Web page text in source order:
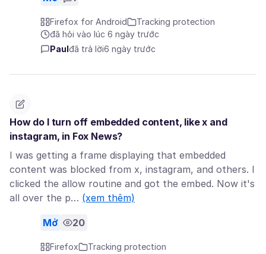
Firefox for Android
Tracking protection
đã hỏi vào lúc 6 ngày trước
Paul đã trả lời6 ngày trước
How do I turn off embedded content, like x and
instagram, in Fox News?
I was getting a frame displaying that embedded
content was blocked from x, instagram, and others. I
clicked the allow routine and got the embed. Now it's
all over the p… (xem thêm)
Mở 20
Firefox
Tracking protection